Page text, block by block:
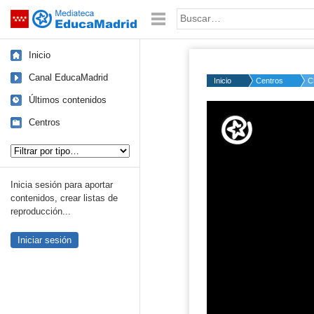
Saltar navegación Palabra o frase:
Inicio
Canal EducaMadrid
Últimos contenidos
Centros
Inicia sesión para aportar
contenidos, crear listas de
reproducción...
Iniciar sesión
Inicio Centros
50%